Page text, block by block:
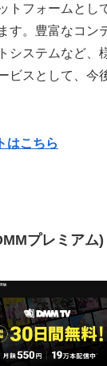
トフォームとし
す。豊富なコン
システムなど、
ビスとして、今
はこちら
プレミアム)